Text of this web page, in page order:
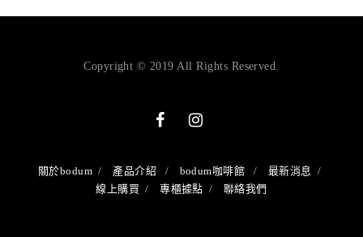
Copyright © 2019 All Rights Reserved.
關於bodum 產品介紹 bodum咖啡館
最新消息
線上購買
專櫃據點 聯絡我們